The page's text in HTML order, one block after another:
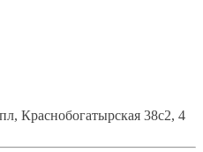
Краснобогатырская 38с2, 4